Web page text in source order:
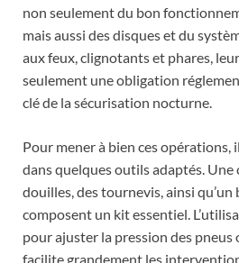
non seulement du bon
mais aussi des disques et du
aux feux, clignotants et phares,
seulement une obligation
clé de la sécurisation nocturne.
Pour mener à bien ces opérations,
dans quelques outils adaptés. Une
douilles, des tournevis, ainsi qu’un
composent un kit essentiel.
pour ajuster la pression des pneus
facilite grandement les